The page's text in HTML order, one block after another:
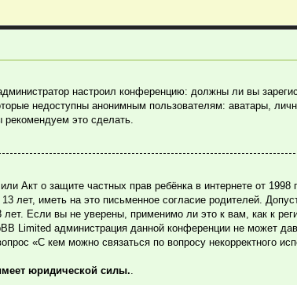
настроил конференцию: должны ли вы
недоступны анонимным пользователям: аватары,
рекомендуем это сделать.
Акт о защите частных прав ребёнка в интернете от
лет, иметь на это письменное согласие родителей.
Если вы не уверены, применимо ли это к вам, как к
Limited администрация данной конференции не может
«С кем можно связаться по вопросу некорректного
юридической силы.